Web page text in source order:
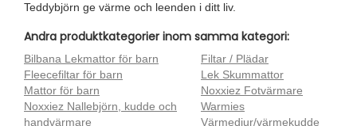
Teddybjörn ge värme och leenden i ditt liv.
Andra produktkategorier inom samma kategori:
Bilbana Lekmattor för barn
Filtar / Plädar
Fleecefiltar för barn
Lek Skummattor
Mattor för barn
Noxxiez Fotvärmare
Noxxiez Nallebjörn, kudde och
handvärmare
Warmies
Värmedjur/värmekudde